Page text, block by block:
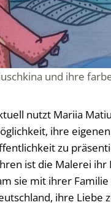
und ihre
nutzt Mariia
ihre
zu
ist die Malerei ihr
sie mit ihrer
ihre Liebe